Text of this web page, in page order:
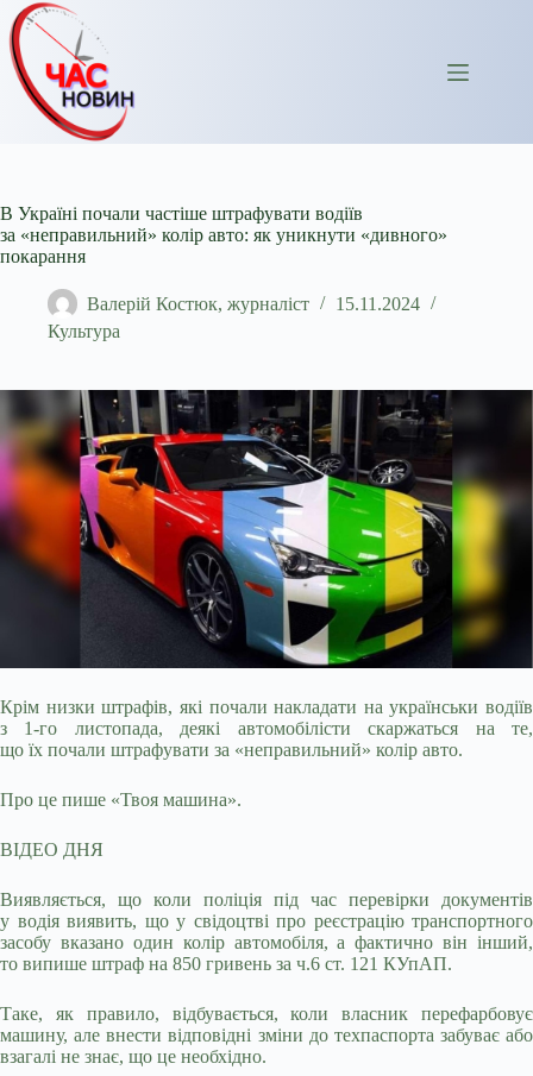
Перейти
до
вмісту
В Україні почали частіше штрафувати водіїв
за «неправильний» колір авто: як уникнути «дивного»
покарання
Валерій Костюк, журналіст
15.11.2024
Культура
Крім низки штрафів, які почали накладати на українськи водіїв
з 1-го листопада, деякі автомобілісти скаржаться на те,
що їх почали штрафувати за «неправильний» колір авто.
Про це пише «Твоя машина».
ВІДЕО ДНЯ
Виявляється, що коли поліція під час перевірки документів
у водія виявить, що у свідоцтві про реєстрацію транспортного
засобу вказано один колір автомобіля, а фактично він інший,
то випише штраф на 850 гривень за ч.6 ст. 121 КУпАП.
Таке, як правило, відбувається, коли власник перефарбовує
машину, але внести відповідні зміни до техпаспорта забуває або
взагалі не знає, що це необхідно.